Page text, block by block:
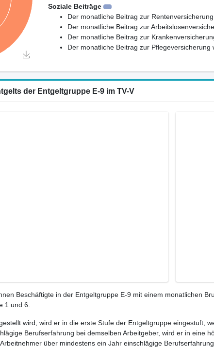
Soziale Beiträge
Der monatliche Beitrag zur
Der monatliche Beitrag zur
Der monatliche Beitrag zur
Der monatliche Beitrag zur Pflegeversicherung
der Entgeltgruppe E-9 im TV-V
Beschäftigte in der Entgeltgruppe E-9 mit einem monatlichen
1 und 6.
wird, wird er in die erste Stufe der Entgeltgruppe eingestuft,
Berufserfahrung bei demselben Arbeitgeber, wird er in eine
über mindestens ein Jahr einschlägige